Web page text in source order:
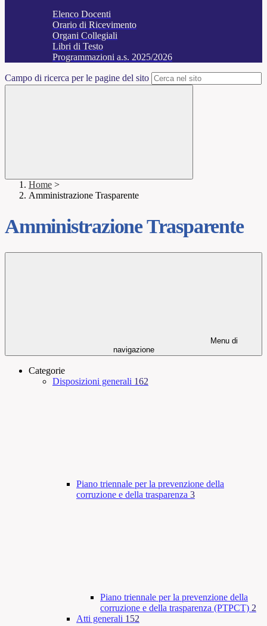
Elenco Docenti
Orario di Ricevimento
Organi Collegiali
Libri di Testo
Programmazioni a.s. 2025/2026
Campo di ricerca per le pagine del sito
Home >
Amministrazione Trasparente
Amministrazione Trasparente
Menu di
navigazione
Categorie
Disposizioni generali 162
Piano triennale per la prevenzione della
corruzione e della trasparenza 3
Piano triennale per la prevenzione della
corruzione e della trasparenza (PTPCT) 2
Atti generali 152